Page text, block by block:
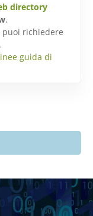
directory
.
puoi richiedere
guida di